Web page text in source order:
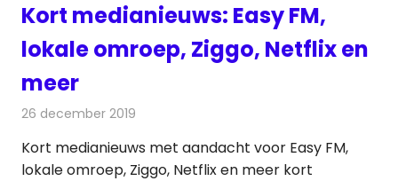
Kort medianieuws: Easy FM,
lokale omroep, Ziggo, Netflix en
meer
26 december 2019
Kort medianieuws met aandacht voor Easy FM,
lokale omroep, Ziggo, Netflix en meer kort